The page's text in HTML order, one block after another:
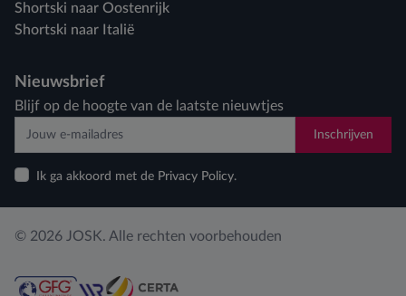
Shortski naar Oostenrijk
Shortski naar Italië
Nieuwsbrief
Blijf op de hoogte van de laatste nieuwtjes
Inschrijven
Ik ga akkoord met de Privacy Policy.
© 2026 JOSK. Alle rechten voorbehouden